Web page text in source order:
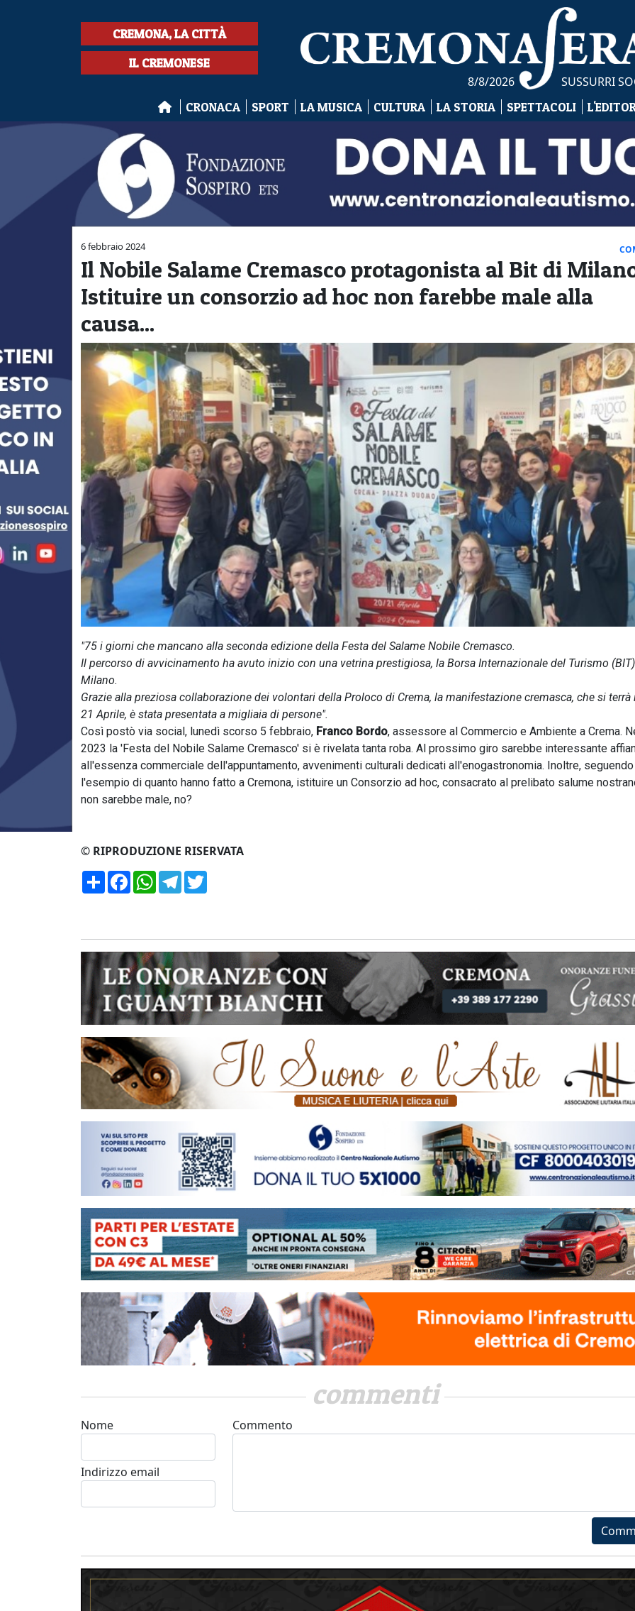
CREMONA, LA CITTÀ
IL CREMONESE
8/8/2026 SUSSURRI
CRONACA SPORT LA MUSICA CULTURA LA STORIA SPETTACOLI
6 febbraio 2024
Il Nobile Salame Cremasco protagonista al Bit di
Istituire un consorzio ad hoc non farebbe male alla
causa...
"75 i giorni che mancano alla seconda edizione della Festa del Salame Nobile Cremasco.
Il percorso di avvicinamento ha avuto inizio con una vetrina prestigiosa, la Borsa Internazionale del Turismo
Milano.
Grazie alla preziosa collaborazione dei volontari della Proloco di Crema, la manifestazione cremasca, che si terrà
21 Aprile, è stata presentata a migliaia di persone".
Così postò via social, lunedì scorso 5 febbraio, Franco Bordo, assessore al Commercio e Ambiente a Crema.
2023 la 'Festa del Nobile Salame Cremasco' si è rivelata tanta roba. Al prossimo giro sarebbe interessante
all'essenza commerciale dell'appuntamento, avvenimenti culturali dedicati all'enogastronomia. Inoltre, seguendo
l'esempio di quanto hanno fatto a Cremona, istituire un Consorzio ad hoc, consacrato al prelibato salume
non sarebbe male, no?
© RIPRODUZIONE RISERVATA
CondividiFacebookWhatsApp
Telegram
commenti
Nome
Indirizzo email
Commento